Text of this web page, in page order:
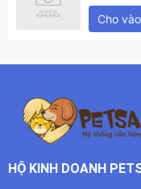
Cho
HỘ KINH DOANH